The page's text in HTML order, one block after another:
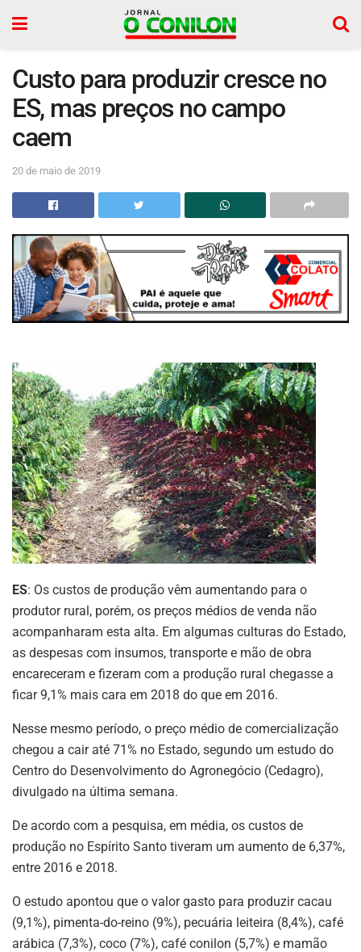
Custo para produzir cresce no
ES, mas preços no campo
caem
20 de maio de 2019
ES: Os custos de produção vêm aumentando para o
produtor rural, porém, os preços médios de venda não
acompanharam esta alta. Em algumas culturas do Estado,
as despesas com insumos, transporte e mão de obra
encareceram e fizeram com a produção rural chegasse a
ficar 9,1% mais cara em 2018 do que em 2016.
Nesse mesmo período, o preço médio de comercialização
chegou a cair até 71% no Estado, segundo um estudo do
Centro do Desenvolvimento do Agronegócio (Cedagro),
divulgado na última semana.
De acordo com a pesquisa, em média, os custos de
produção no Espírito Santo tiveram um aumento de 6,37%,
entre 2016 e 2018.
O estudo apontou que o valor gasto para produzir cacau
(9,1%), pimenta-do-reino (9%), pecuária leiteira (8,4%), café
arábica (7,3%), coco (7%), café conilon (5,7%) e mamão